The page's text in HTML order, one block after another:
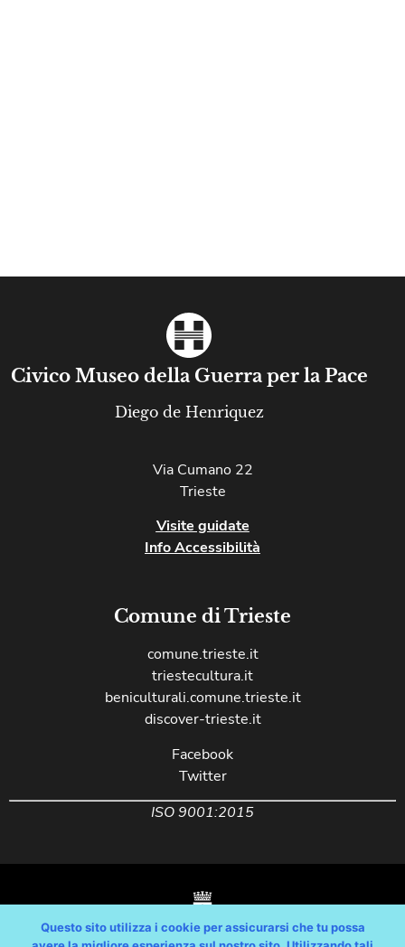
Civico Museo della Guerra per la Pace
Diego de Henriquez
Via Cumano 22
Trieste
Visite guidate
Info Accessibilità
Comune di Trieste
comune.trieste.it
triestecultura.it
beniculturali.comune.trieste.it
discover-trieste.it
Facebook
Twitter
ISO 9001:2015
Questo sito utilizza i cookie per assicurarsi che tu possa